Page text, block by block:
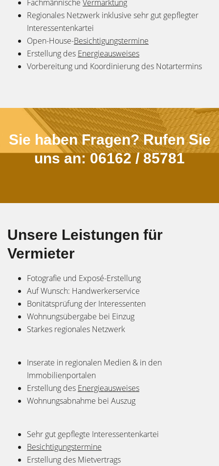
Fachmännische Vermarktung
Regionales Netzwerk inklusive sehr gut gepflegter
Interessentenkartei
Open-House-Besichtigungstermine
Erstellung des Energieausweises
Vorbereitung und Koordinierung des Notartermins
Sie haben Fragen? Rufen Sie
uns an: 06162 / 85781
Unsere Leistungen für
Vermieter
Fotografie und Exposé-Erstellung
Auf Wunsch: Handwerkerservice
Bonitätsprüfung der Interessenten
Wohnungsübergabe bei Einzug
Starkes regionales Netzwerk
Inserate in regionalen Medien & in den
Immobilienportalen
Erstellung des Energieausweises
Wohnungsabnahme bei Auszug
Sehr gut gepflegte Interessentenkartei
Besichtigungstermine
Erstellung des Mietvertrags